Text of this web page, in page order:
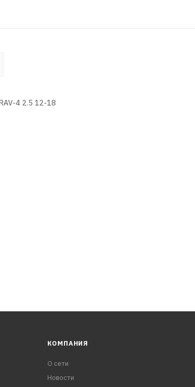
4 2.5 12-18
КОМПАНИЯ
О сети
Новости